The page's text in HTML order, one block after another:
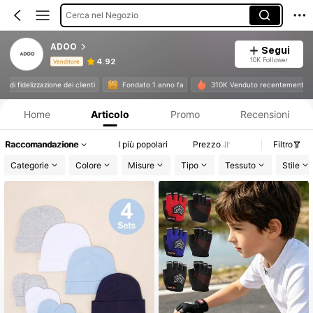
Cerca nel Negozio
ADOO
Venditore 4.92
Segui
10K Follower
di fidelizzazione dei clienti Fondato 1 anno fa 310K Venduto recentemente
Informazioni sul prodotto: Comunicazione del prezzo, dettagli su vendite e disponibilità.
Home Articolo Promo Recensioni
Raccomandazione I più popolari Prezzo
Filtro
Categorie
Colore Misure Tipo Tessuto Stile